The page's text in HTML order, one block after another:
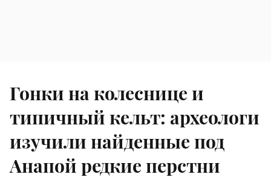
Гонки на колеснице и
типичный кельт: археологи
изучили найденные под
Анапой редкие перстни